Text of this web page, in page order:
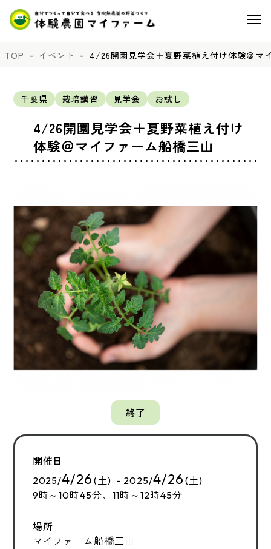
TOP イベント 4/26開園見学会＋夏野菜植え付け体験＠マ
千葉県 栽培講習 見学会 お試し
4/26開園見学会＋夏野菜植え付け
体験＠マイファーム船橋三山
終了
開催日
2025/4/26 (土) - 2025/4/26 (土)
9時～10時45分、11時～12時45分
場所
マイファーム船橋三山